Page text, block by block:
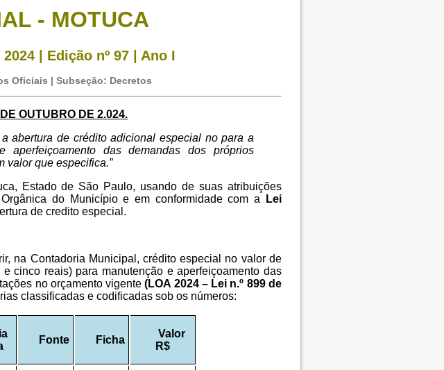
- MOTUCA
| Edição nº 97 | Ano I
Oficiais | Subseção: Decretos
OUTUBRO DE 2.024.
abertura de crédito adicional especial no para a
aperfeiçoamento das demandas dos próprios
valor que especifica.”
Estado de São Paulo, usando de suas atribuições
do Município e em conformidade com a
Lei
de credito especial.
na Contadoria Muni­cipal, crédito especial no valor de
cinco reais) para manutenção e aperfeiçoamento das
no orçamento vigente(LOA 2024 – Lei n.º 899 de
classificadas e codificadas sob os números:
Fonte Ficha
Valor
R$